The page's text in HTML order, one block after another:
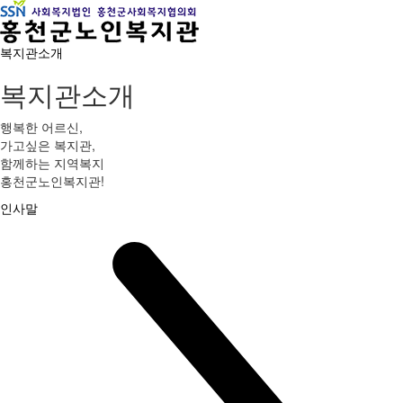
복지관소개
복지관소개
행복한 어르신,
가고싶은 복지관,
함께하는 지역복지
홍천군노인복지관!
인사말